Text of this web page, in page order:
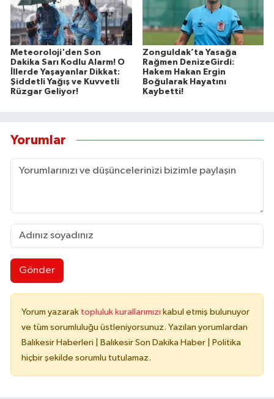
Meteoroloji'den Son
Dakika Sarı Kodlu Alarm! O
İllerde Yaşayanlar Dikkat:
Şiddetli Yağış ve Kuvvetli
Rüzgar Geliyor!
Zonguldak’ta Yasağa
Rağmen DenizeGirdi:
Hakem Hakan Ergin
Boğularak Hayatını
Kaybetti!
Yorumlar
Gönder
Yorum yazarak topluluk kurallarımızı kabul etmiş bulunuyor
ve tüm sorumluluğu üstleniyorsunuz. Yazılan yorumlardan
Balıkesir Haberleri | Balıkesir Son Dakika Haber | Politika
hiçbir şekilde sorumlu tutulamaz.